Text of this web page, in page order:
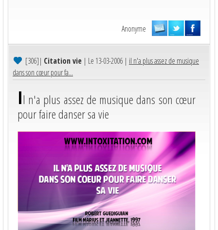
Anonyme
[306]| Citation vie | Le 13-03-2006 | il n'a plus assez de musique
dans son cœur pour fa...
Il n'a plus assez de musique dans son cœur
pour faire danser sa vie